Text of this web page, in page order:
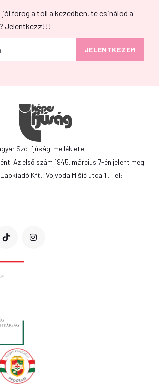
forog a toll a kezedben, te csinálod a
Jelentkezz!!!
Szó ifjúsági melléklete
Az első szám 1945. március 7-én jelent meg.
Kft., Vojvoda Mišić utca 1., Tel: